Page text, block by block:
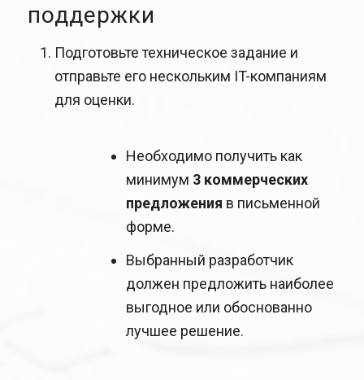
поддержки
Подготовьте техническое задание и
отправьте его нескольким IT-компаниям
для оценки.
Необходимо получить как
минимум 3 коммерческих
предложения в письменной
форме.
Выбранный разработчик
должен предложить наиболее
выгодное или обоснованно
лучшее решение.